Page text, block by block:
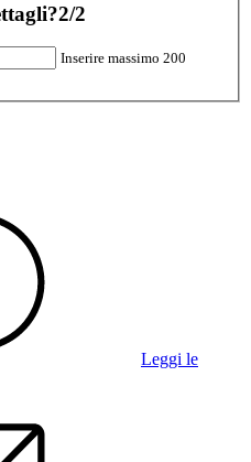
2/2
Inserire massimo 200
Leggi le